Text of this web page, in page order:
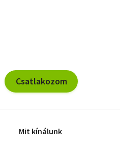
szűrők
Csatlakozom
Mit kínálunk